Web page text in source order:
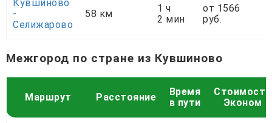
Кувшиново
-
Селижарово
58 км
1 ч
2 мин
от 1566
руб.
Межгород по стране из Кувшиново
Маршрут Расстояние
Время
в пути
Стоимость
Эконом